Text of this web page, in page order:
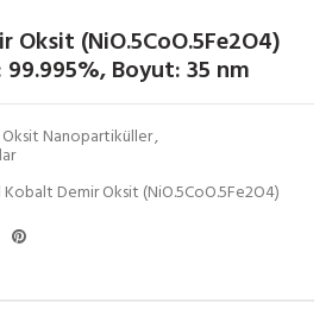
Oksit (NiO.5CoO.5Fe2O4)
99.995%, Boyut: 35 nm
Nanopartiküller,
Demir Oksit (NiO.5CoO.5Fe2O4)